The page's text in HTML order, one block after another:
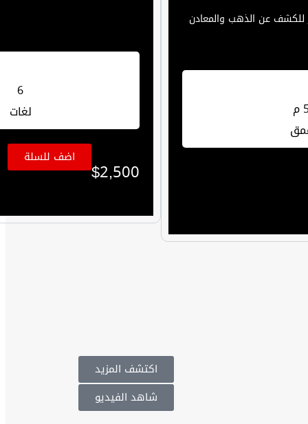
للكشف عن الذهب والمعادن
م
6
لغات
$2,500
اضف للسلة
اكتشف المزيد
شاهد الفيديو